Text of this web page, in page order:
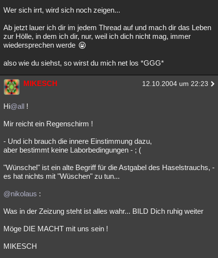
Wer sich irrt, wird sich noch zeigen...
Ab jetzt lauer ich dir im jedem Thread auf und mach dir das Leben
zur Hölle, in dem ich dir, nur, weil ich dich nicht mag, immer
wiedersprechen werde
also wie du siehst, so wirst du mich net los *GGG*
MIKESCH 12.10.2004 um 22:23
Hi@all !
Mir reicht ein Regenschirm !
- Und ich brauch die innere Einstimmung dazu,
aber bestimmt keine Laborbedingungen - ; (
"Wünschel" ist ein alte Begriff für die Astgabel des Haselstrauchs, -
es hat nichts mit "Wüschen" zu tun...
@nikolaus :
Was in der Zeizung steht ist alles wahr... BILD Dich ruhig weiter
Möge DIE MACHT mit uns sein !
MIKESCH